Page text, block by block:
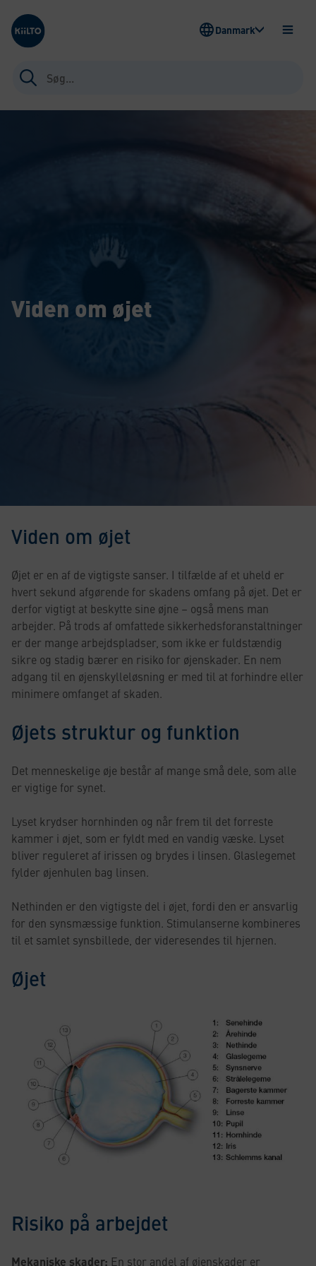
Kiilto Denmark
Søg
efter:
ÅBEN
Danmark
Viden om øjet
Viden om øjet
Øjet er en af de vigtigste sanser. I tilfælde af et uheld er
hvert sekund afgørende for skadens omfang på øjet. Det er
derfor vigtigt at beskytte sine øjne – også mens man
arbejder. På trods af omfattede sikkerhedsforanstaltninger
er der mange arbejdspladser, som ikke er fuldstændig
sikre og stadig bærer en risiko for øjenskader. En nem
adgang til en øjenskylleløsning er med til at forhindre eller
minimere omfanget af skaden.
Øjets struktur og funktion
Det menneskelige øje består af mange små dele, som alle
er vigtige for synet.
Lyset krydser hornhinden og når frem til det forreste
kammer i øjet, som er fyldt med en vandig væske. Lyset
bliver reguleret af irissen og brydes i linsen. Glaslegemet
fylder øjenhulen bag linsen.
Nethinden er den vigtigste del i øjet, fordi den er ansvarlig
for den synsmæssige funktion. Stimulanserne kombineres
til et samlet synsbillede, der videresendes til hjernen.
Øjet
Risiko på arbejdet
Mekaniske skader: En stor andel af øjenskader er